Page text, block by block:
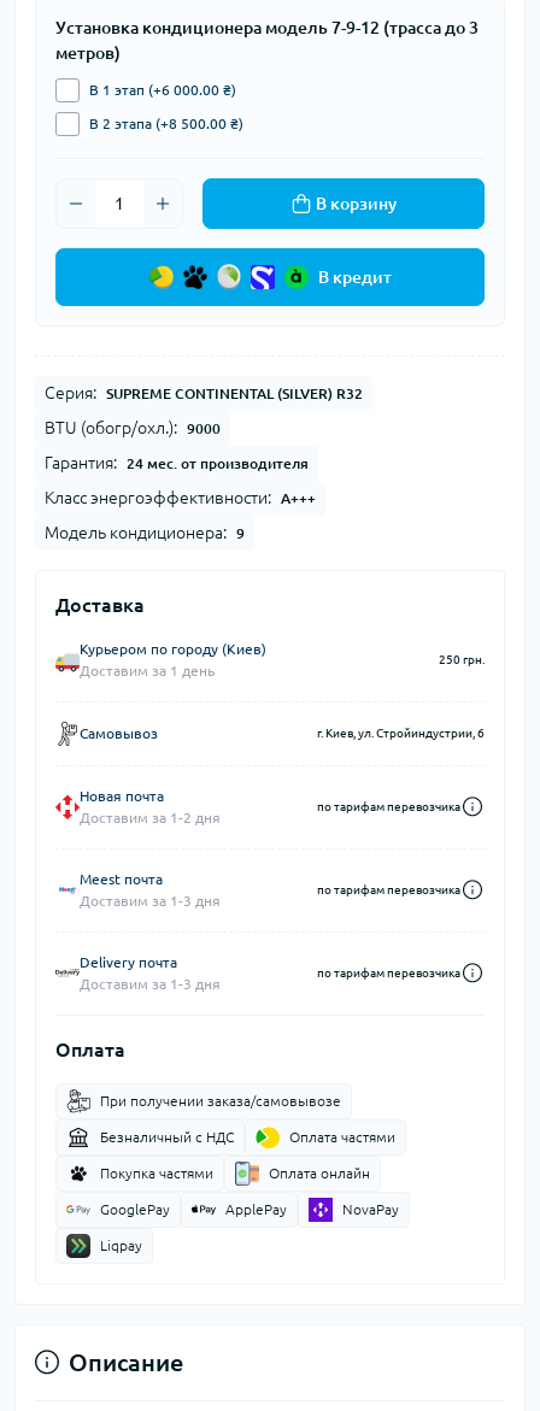
Установка кондиционера модель 7-9-12 (трасса до 3
метров)
В 1 этап (+6 000.00 ₴)
В 2 этапа (+8 500.00 ₴)
В корзину
В кредит
Серия: SUPREME CONTINENTAL (SILVER) R32
BTU (обогр/охл.): 9000
Гарантия: 24 мес. от производителя
Класс энергоэффективности: A+++
Модель кондиционера: 9
Доставка
Курьером по городу (Киев)
Доставим за 1 день
250 грн.
Самовывоз г. Киев, ул. Стройиндустрии, 6
Новая почта
Доставим за 1-2 дня
по тарифам перевозчика
Meest почта
Доставим за 1-3 дня
по тарифам перевозчика
Delivery почта
Доставим за 1-3 дня
по тарифам перевозчика
Оплата
При получении заказа/самовывозе
Безналичный с НДС Оплата частями
Покупка частями Оплата онлайн
GooglePay ApplePay NovaPay
Liqpay
Описание